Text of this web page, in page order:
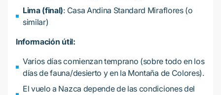
Lima (final): Casa Andina Standard Miraflores (o
similar)
Información útil:
Varios días comienzan temprano (sobre todo en los
días de fauna/desierto y en la Montaña de Colores).
El vuelo a Nazca depende de las condiciones del